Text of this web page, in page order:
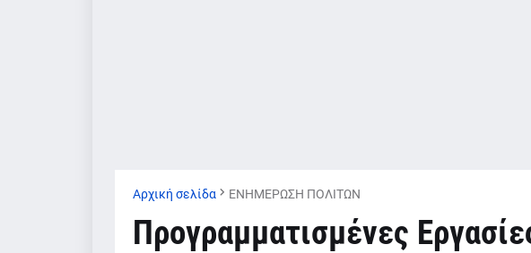
Αρχική σελίδα ΕΝΗΜΕΡΩΣΗ ΠΟΛΙΤΩΝ
Προγραμματισμένες